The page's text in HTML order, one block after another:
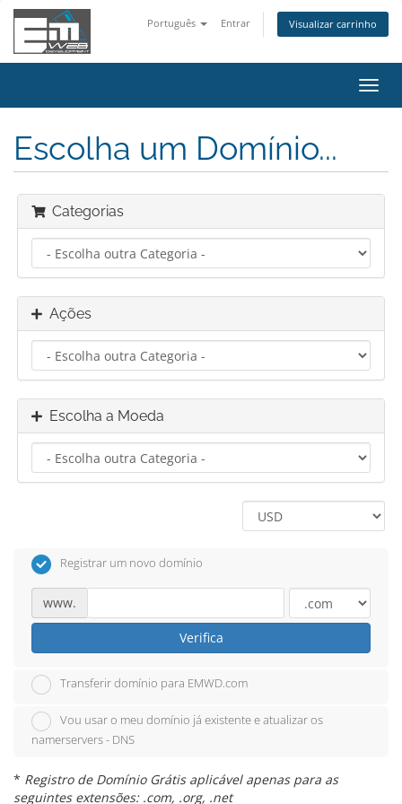
Português Entrar Visualizar carrinho
Escolha um Domínio...
Categorias
Ações
Escolha a Moeda
Registrar um novo domínio
www.
Verifica
Transferir domínio para EMWD.com
Vou usar o meu domínio já existente e atualizar os
namerservers - DNS
* Registro de Domínio Grátis aplicável apenas para as
seguintes extensões: .com, .org, .net